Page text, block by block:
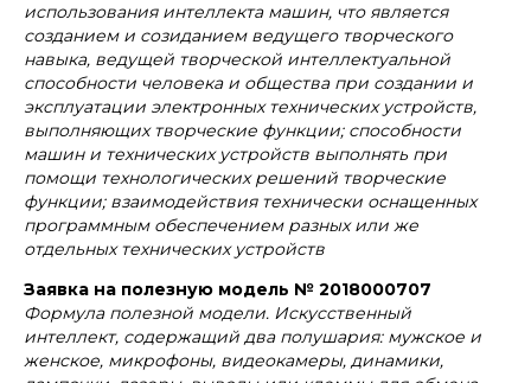
использования интеллекта машин, что является
созданием и созиданием ведущего творческого
навыка, ведущей творческой интеллектуальной
способности человека и общества при создании и
эксплуатации электронных технических устройств,
выполняющих творческие функции; способности
машин и технических устройств выполнять при
помощи технологических решений творческие
функции; взаимодействия технически оснащенных
программным обеспечением разных или же
отдельных технических устройств
Заявка на полезную модель № 2018000707
Формула полезной модели. Искусственный
интеллект, содержащий два полушария: мужское и
женское, микрофоны, видеокамеры, динамики,